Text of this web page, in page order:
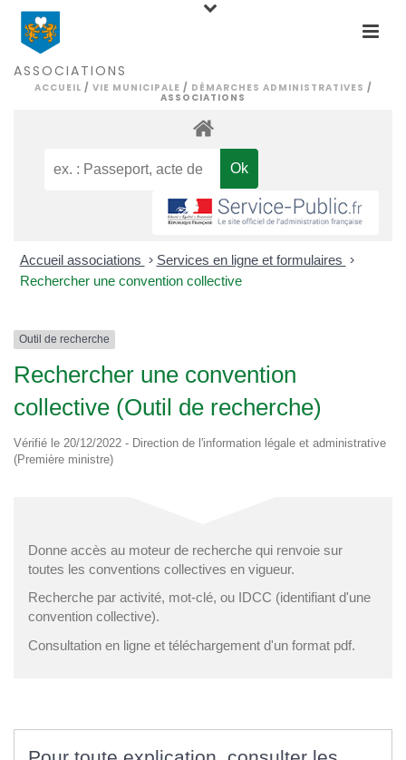
ASSOCIATIONS
ACCUEIL / VIE MUNICIPALE / DÉMARCHES ADMINISTRATIVES /
ASSOCIATIONS
Accueil associations > Services en ligne et formulaires >
Rechercher une convention collective
Outil de recherche
Rechercher une convention
collective (Outil de recherche)
Vérifié le 20/12/2022 - Direction de l'information légale et administrative
(Première ministre)
Donne accès au moteur de recherche qui renvoie sur
toutes les conventions collectives en vigueur.
Recherche par activité, mot-clé, ou IDCC (identifiant d'une
convention collective).
Consultation en ligne et téléchargement d'un format pdf.